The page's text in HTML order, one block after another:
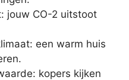
jouw CO-2 uitstoot
een warm huis
kopers kijken